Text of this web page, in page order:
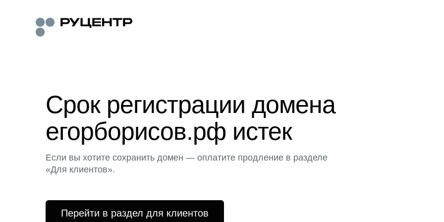
Срок регистрации домена
егорборисов.рф истек
Если вы хотите сохранить домен — оплатите продление в разделе
«Для клиентов».
Перейти в раздел для клиентов